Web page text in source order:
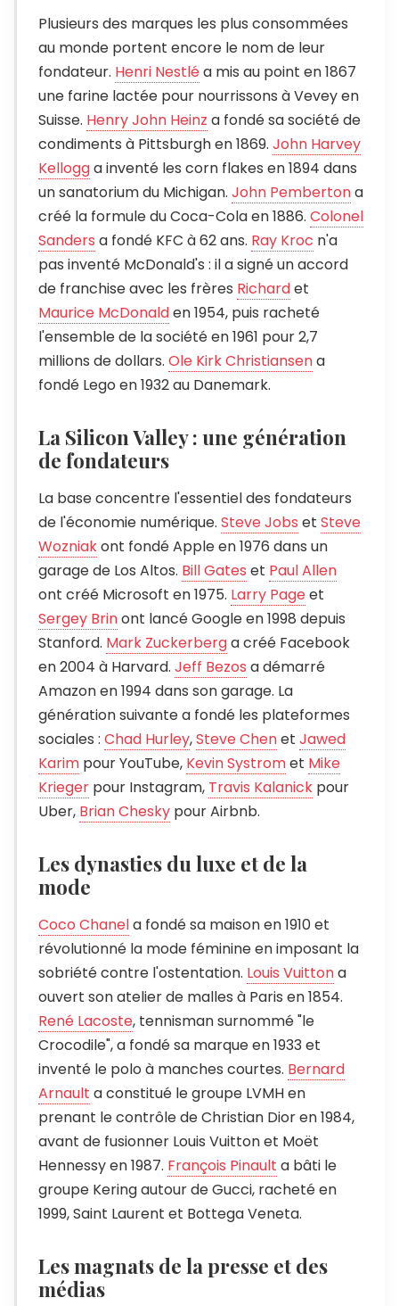
Plusieurs des marques les plus consommées
au monde portent encore le nom de leur
fondateur. Henri Nestléa mis au point en 1867
une farine lactée pour nourrissons à Vevey en
Suisse. Henry John Heinz a fondé sa société de
condiments à Pittsburgh en 1869. John Harvey
Kellogga inventé les corn flakes en 1894 dans
un sanatorium du Michigan. John Pembertona
créé la formule du Coca-Cola en 1886. Colonel
Sanders a fondé KFC à 62 ans. Ray Kroc n'a
pas inventé McDonald's : il a signé un accord
de franchise avec les frères Richardet
Maurice McDonalden 1954, puis racheté
l'ensemble de la société en 1961 pour 2,7
millions de dollars. Ole Kirk Christiansena
fondé Lego en 1932 au Danemark.
La Silicon Valley : une génération
de fondateurs
La base concentre l'essentiel des fondateurs
de l'économie numérique. Steve Jobs et Steve
Wozniakont fondé Apple en 1976 dans un
garage de Los Altos. Bill Gates et Paul Allen
ont créé Microsoft en 1975. Larry Pageet
Sergey Brinont lancé Google en 1998 depuis
Stanford. Mark Zuckerberga créé Facebook
en 2004 à Harvard. Jeff Bezos a démarré
Amazon en 1994 dans son garage. La
génération suivante a fondé les plateformes
sociales : Chad Hurley,Steve Chenet Jawed
Karim pour YouTube, Kevin Systromet Mike
Krieger pour Instagram, Travis Kalanick pour
Uber, Brian Chesky pour Airbnb.
Les dynasties du luxe et de la
mode
Coco Chanela fondé sa maison en 1910 et
révolutionné la mode féminine en imposant la
sobriété contre l'ostentation. Louis Vuittona
ouvert son atelier de malles à Paris en 1854.
René Lacoste, tennisman surnommé "le
Crocodile", a fondé sa marque en 1933 et
inventé le polo à manches courtes. Bernard
Arnault a constitué le groupe LVMH en
prenant le contrôle de Christian Dior en 1984,
avant de fusionner Louis Vuitton et Moët
Hennessy en 1987. François Pinault a bâti le
groupe Kering autour de Gucci, racheté en
1999, Saint Laurent et Bottega Veneta.
Les magnats de la presse et des
médias